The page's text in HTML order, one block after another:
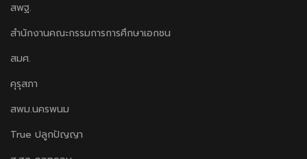
สพฐ.
สำนักงานคณะกรรมการการศึกษาเอกชน
สมศ.
คุรุสภา
สพม.นครพนม
True ปลูกปัญญา